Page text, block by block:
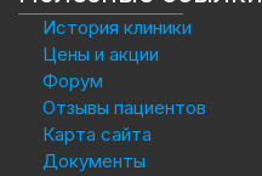
История клиники
Цены и акции
Форум
Отзывы пациентов
Карта сайта
Документы